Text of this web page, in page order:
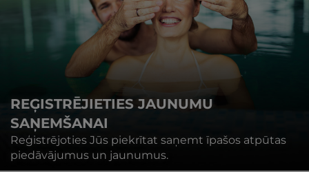
REĢISTRĒJIETIES JAUNUMU
SAŅEMŠANAI
Reģistrējoties Jūs piekrītat saņemt īpašos atpūtas
piedāvājumus un jaunumus.